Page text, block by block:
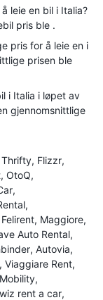
leie en bil i Italia?
pris ble .
pris for å leie en i
prisen ble
i Italia i løpet av
gjennomsnittlige
Thrifty Flizzr
OtoQ
Felirent Maggiore
Auto Rental
Autovia
Viaggiare Rent
rent a car